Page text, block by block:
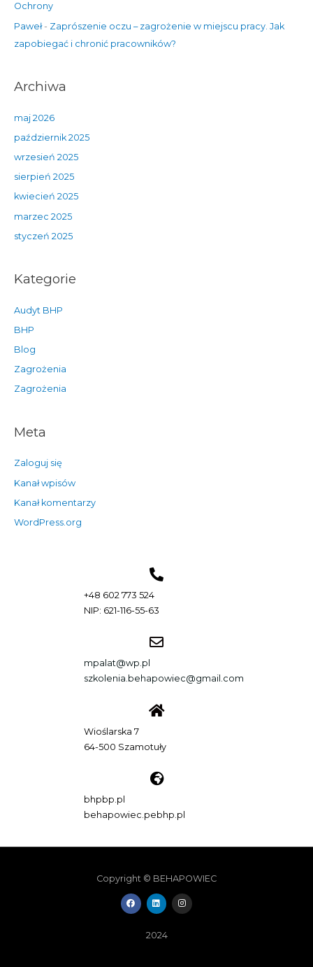
Ochrony
Paweł- Zaprószenie oczu – zagrożenie w miejscu pracy. Jak
zapobiegać i chronić pracowników?
Archiwa
maj 2026
październik 2025
wrzesień 2025
sierpień 2025
kwiecień 2025
marzec 2025
styczeń 2025
Kategorie
Audyt BHP
BHP
Blog
Zagrożenia
Zagrożenia
Meta
Zaloguj się
Kanał wpisów
Kanał komentarzy
WordPress.org
+48 602 773 524
NIP: 621-116-55-63
mpalat@wp.pl
szkolenia.behapowiec@gmail.com
Wioślarska 7
64-500 Szamotuły
bhpbp.pl
behapowiec.pebhp.pl
Copyright © BEHAPOWIEC
F
a
c
L
i
n
e
d
I
n
s
2024